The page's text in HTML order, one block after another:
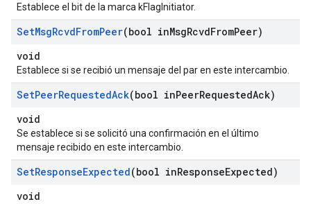
Establece el bit de la marca kFlagInitiator.
SetMsgRcvdFromPeer(bool inMsgRcvdFromPeer)
void
Establece si se recibió un mensaje del par en este intercambio.
SetPeerRequestedAck(bool inPeerRequestedAck)
void
Se establece si se solicitó una confirmación en el último
mensaje recibido en este intercambio.
SetResponseExpected(bool inResponseExpected)
void